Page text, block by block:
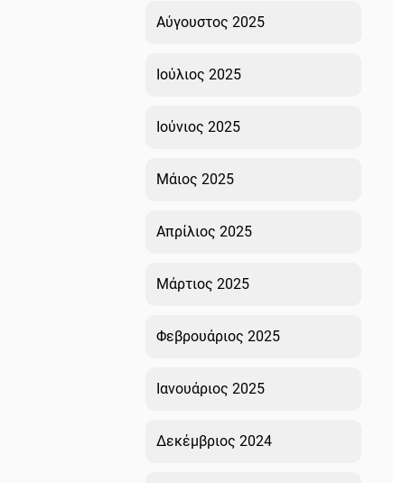
Αύγουστος 2025
Ιούλιος 2025
Ιούνιος 2025
Μάιος 2025
Απρίλιος 2025
Μάρτιος 2025
Φεβρουάριος 2025
Ιανουάριος 2025
Δεκέμβριος 2024